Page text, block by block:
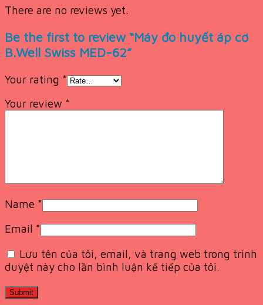
There are no reviews yet.
Be the first to review “Máy đo huyết áp cơ
B.Well Swiss MED-62”
Your rating *
Your review *
Name *
Email *
Lưu tên của tôi, email, và trang web trong trình
duyệt này cho lần bình luận kế tiếp của tôi.